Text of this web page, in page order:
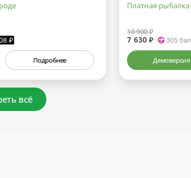
₽
Подробнее
Платная рыбалка
10 900 ₽
7 630 ₽ 305
Демоверсия
всё